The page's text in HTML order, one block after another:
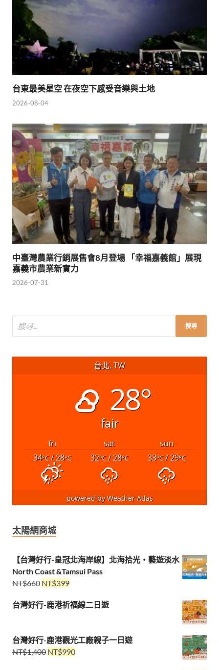
台東最美星空 在夜空下感受音樂與土地
2026-08-04
中臺灣農業行銷展售會8月登場 「幸福嘉義館」展現
嘉義市農業新實力
2026-07-31
台北, TW
28°
fair
fri sat
sun
34°C/ 28°C 32°C/ 28°C 33°C/ 29°C
powered byWeather Atlas
太陽網商城
【台灣好行-皇冠北海岸線】北海拾光・藝遊淡水
North Coast &Tamsui Pass
NT$660 NT$399
台灣好行-鹿港祈福線二日遊
台灣好行-鹿港觀光工廠親子一日遊
NT$1,400 NT$990